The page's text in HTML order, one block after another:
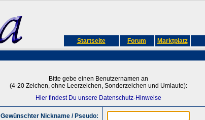
Startseite Forum Marktplatz
Bitte gebe einen Benutzernamen an
(4-20 Zeichen, ohne Leerzeichen, Sonderzeichen und Umlaute):
Hier findest Du unsere Datenschutz-Hinweise
Gewünschter Nickname / Pseudo: